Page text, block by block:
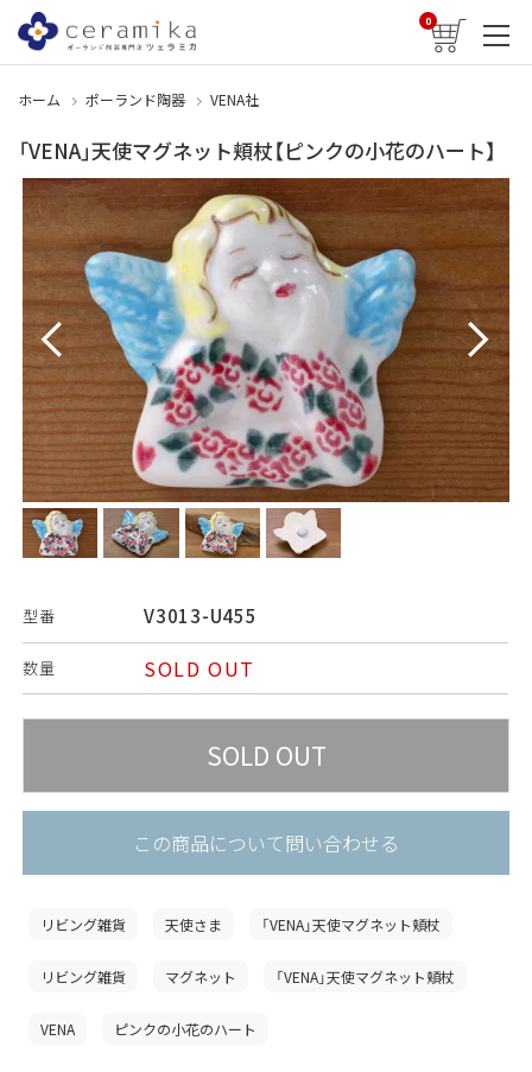
0
ホーム ポーランド陶器 VENA社
「VENA」天使マグネット頬杖【ピンクの小花のハート】
型番 V3013-U455
数量 SOLD OUT
この商品について問い合わせる
リビング雑貨 天使さま 「VENA」天使マグネット頬杖
リビング雑貨 マグネット 「VENA」天使マグネット頬杖
VENA ピンクの小花のハート